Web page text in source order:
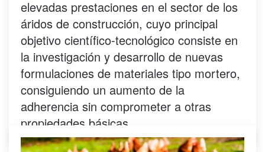
elevadas prestaciones en el sector de los
áridos de construcción, cuyo principal
objetivo científico-tecnológico consiste en
la investigación y desarrollo de nuevas
formulaciones de materiales tipo mortero,
consiguiendo un aumento de la
adherencia sin comprometer a otras
propiedades básicas.